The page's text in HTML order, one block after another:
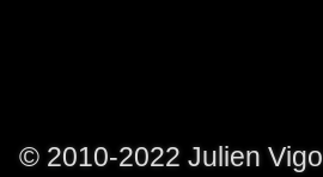
© 2010-2022 Julien Vigo